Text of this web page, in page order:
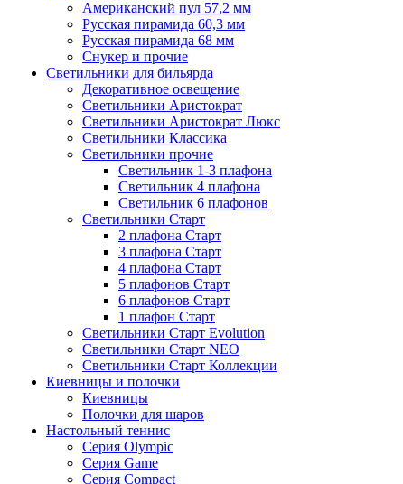
Американский пул 57,2 мм
Русская пирамида 60,3 мм
Русская пирамида 68 мм
Снукер и прочие
Светильники для бильярда
Декоративное освещение
Светильники Аристократ
Светильники Аристократ Люкс
Светильники Классика
Светильники прочие
Светильник 1-3 плафона
Светильник 4 плафона
Светильник 6 плафонов
Светильники Старт
2 плафона Старт
3 плафона Старт
4 плафона Старт
5 плафонов Старт
6 плафонов Старт
1 плафон Старт
Светильники Старт Evolution
Светильники Старт NEO
Светильники Старт Коллекции
Киевницы и полочки
Киевницы
Полочки для шаров
Настольный теннис
Серия Olympic
Серия Game
Серия Compact